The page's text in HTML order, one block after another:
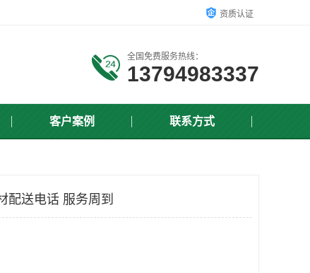
资质认证
全国免费服务热线：
13794983337
客户案例 联系方式
配送电话 服务周到